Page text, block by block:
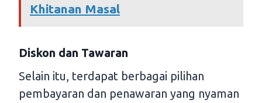
Khitanan Masal
Diskon dan Tawaran
Selain itu, terdapat berbagai pilihan
pembayaran dan penawaran yang nyaman